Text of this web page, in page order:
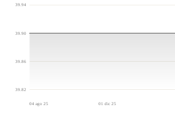
39.82
39.86
39.90
39.94
04 ago 25 01 dic 25